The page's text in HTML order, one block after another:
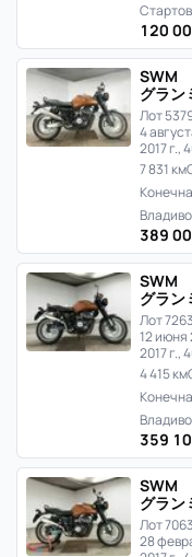
120
SWM
グラン
Лот
4
2017 г.,
7 831 км
389
SWM
グラン
Лот 7263
12 июня
2017 г.,
4 415 км
359
SWM
グラン
Лот 7063
28